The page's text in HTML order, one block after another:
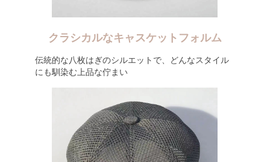
クラシカルなキャスケットフォルム
伝統的な八枚はぎのシルエットで、どんなスタイル
にも馴染む上品な佇まい